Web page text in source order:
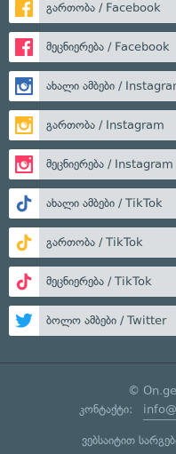
გართობა / Facebook
მეცნიერება / Facebook
ახალი ამბები /
გართობა / Instagram
მეცნიერება / Instagram
ახალი ამბები / TikTok
გართობა / TikTok
მეცნიერება / TikTok
ბოლო ამბები / Twitter
©
კონტაქტი:
ვებსაიტით